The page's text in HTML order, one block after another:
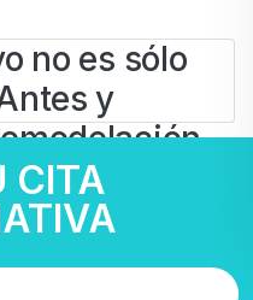
no es sólo
y
CITA